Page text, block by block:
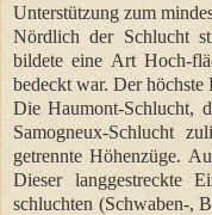
Unterstützung zum
Nördlich der Schlucht
bildete eine Art Hoch-
bedeckt war. Der
Die Haumont-Schlucht,
Samogneux-Schlucht
getrennte Höhenzüge.
Dieser langgestreckte
schluchten (Schwaben-,